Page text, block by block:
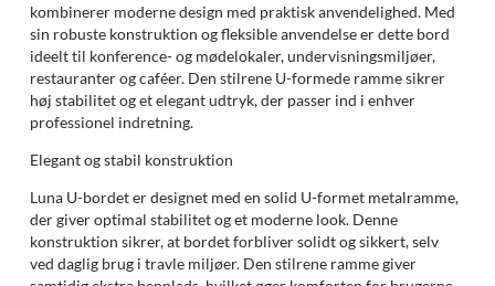
kombinerer moderne design med praktisk anvendelighed. Med
sin robuste konstruktion og fleksible anvendelse er dette bord
ideelt til konference- og mødelokaler, undervisningsmiljøer,
restauranter og caféer. Den stilrene U-formede ramme sikrer
høj stabilitet og et elegant udtryk, der passer ind i enhver
professionel indretning.
Elegant og stabil konstruktion
Luna U-bordet er designet med en solid U-formet metalramme,
der giver optimal stabilitet og et moderne look. Denne
konstruktion sikrer, at bordet forbliver solidt og sikkert, selv
ved daglig brug i travle miljøer. Den stilrene ramme giver